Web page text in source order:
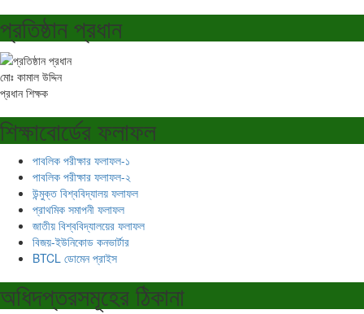
প্রতিষ্ঠান প্রধান
মোঃ কামাল উদ্দিন
প্রধান শিক্ষক
শিক্ষাবোর্ডের ফলাফল
পাবলিক পরীক্ষার ফলাফল-১
পাবলিক পরীক্ষার ফলাফল-২
উন্মুক্ত বিশ্ববিদ্যালয় ফলাফল
প্রাথমিক সমাপনী ফলাফল
জাতীয় বিশ্ববিদ্যালয়ের ফলাফল
বিজয়-ইউনিকোড কনভার্টার
BTCL ডোমেন প্রাইস
অধিদপ্তরসমূহের ঠিকানা